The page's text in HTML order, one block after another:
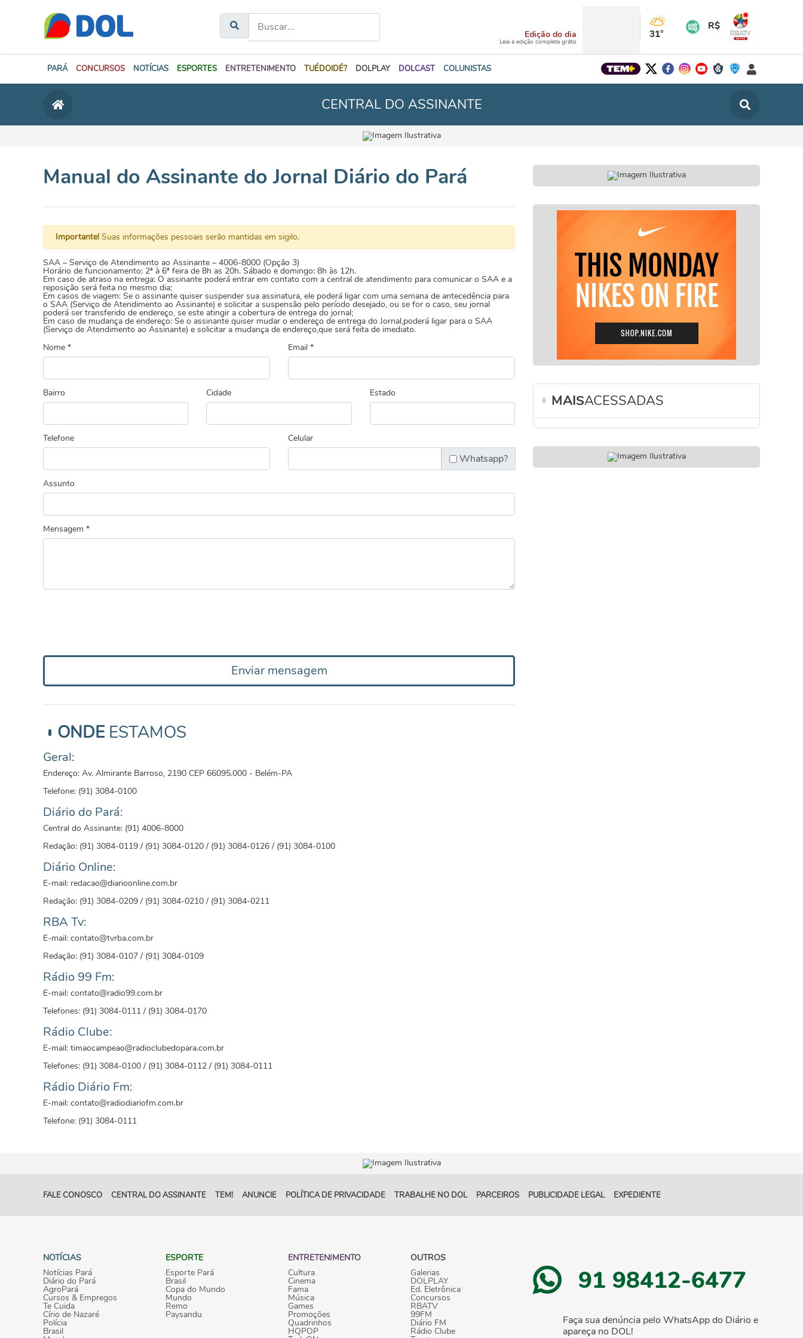
Edição do dia
Leia a edição completa grátis
31°
R$
PARÁ CONCURSOS NOTÍCIAS ESPORTES ENTRETENIMENTO TUÉDOIDÉ? DOLPLAY DOLCAST COLUNISTAS
CENTRAL DO ASSINANTE
Manual do Assinante do Jornal Diário do Pará
Importante! Suas informações pessoais serão mantidas em sigilo.
SAA – Serviço de Atendimento ao Assinante – 4006-8000 (Opção 3)
Horário de funcionamento: 2ª à 6ª feira de 8h as 20h. Sábado e domingo: 8h às 12h.
Em caso de atraso na entrega: O assinante poderá entrar em contato com a central de atendimento para comunicar o SAA e a
reposição será feita no mesmo dia;
Em casos de viagem: Se o assinante quiser suspender sua assinatura, ele poderá ligar com uma semana de antecedência para
o SAA (Serviço de Atendimento ao Assinante) e solicitar a suspensão pelo período desejado, ou se for o caso, seu jornal
poderá ser transferido de endereço, se este atingir a cobertura de entrega do jornal;
Em caso de mudança de endereço: Se o assinante quiser mudar o endereço de entrega do Jornal,poderá ligar para o SAA
(Serviço de Atendimento ao Assinante) e solicitar a mudança de endereço,que será feita de imediato.
Nome *
Email *
Bairro Cidade Estado
Telefone Celular
Whatsapp?
Assunto
Mensagem *
Enviar mensagem
ONDE ESTAMOS
Geral:
Endereço: Av. Almirante Barroso, 2190 CEP 66095.000 - Belém-PA
Telefone: (91) 3084-0100
Diário do Pará:
Central do Assinante: (91) 4006-8000
Redação: (91) 3084-0119 / (91) 3084-0120 / (91) 3084-0126 / (91) 3084-0100
Diário Online:
E-mail: redacao@diarioonline.com.br
Redação: (91) 3084-0209 / (91) 3084-0210 / (91) 3084-0211
RBA Tv:
E-mail: contato@tvrba.com.br
Redação: (91) 3084-0107 / (91) 3084-0109
Rádio 99 Fm:
E-mail: contato@radio99.com.br
Telefones: (91) 3084-0111 / (91) 3084-0170
Rádio Clube:
E-mail: timaocampeao@radioclubedopara.com.br
Telefones: (91) 3084-0100 / (91) 3084-0112 / (91) 3084-0111
Rádio Diário Fm:
E-mail: contato@radiodiariofm.com.br
Telefone: (91) 3084-0111
MAISACESSADAS
FALE CONOSCO CENTRAL DO ASSINANTE TEM! ANUNCIE POLÍTICA DE PRIVACIDADE TRABALHE NO DOL PARCEIROS PUBLICIDADE LEGAL EXPEDIENTE
NOTÍCIAS
Notícias Pará
Diário do Pará
AgroPará
Cursos & Empregos
Te Cuida
Círio de Nazaré
Polícia
Brasil
ESPORTE
Esporte Pará
Brasil
Copa do Mundo
Mundo
Remo
Paysandu
ENTRETENIMENTO
Cultura
Cinema
Fama
Música
Games
Promoções
Quadrinhos
HQPOP
OUTROS
Galerias
DOLPLAY
Ed. Eletrônica
Concursos
RBATV
99FM
Diário FM
Rádio Clube
91 98412-6477
Faça sua denúncia pelo WhatsApp do Diário e
apareça no DOL!